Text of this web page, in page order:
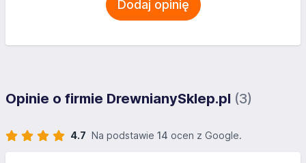
Dodaj opinię
Opinie o firmie DrewnianySklep.pl (3)
4.7 Na podstawie 14 ocen z Google.